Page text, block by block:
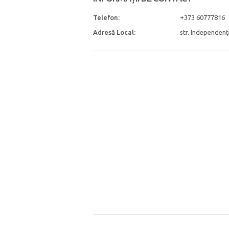
Telefon: +373 60777816
Adresă Local: str.